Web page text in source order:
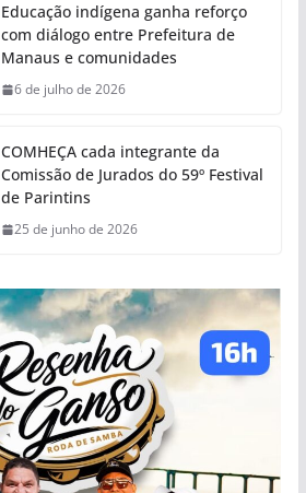
Educação indígena ganha reforço
com diálogo entre Prefeitura de
Manaus e comunidades
6 de julho de 2026
COMHEÇA cada integrante da
Comissão de Jurados do 59º Festival
de Parintins
25 de junho de 2026